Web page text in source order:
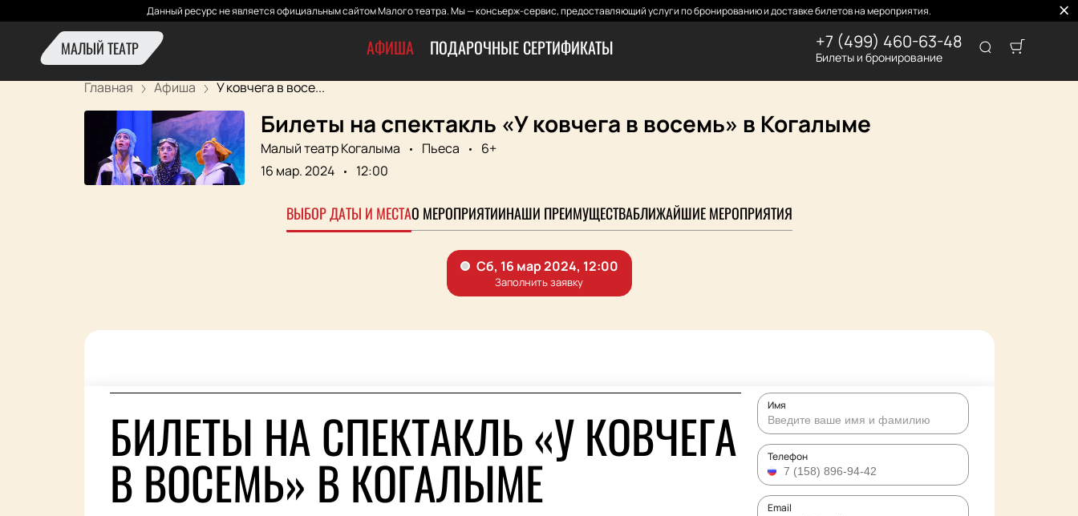
Данный ресурс не является официальным сайтом Малого театра. Мы — консьерж-сервис, предоставляющий услуги по бронированию и доставке билетов на мероприятия.
МАЛЫЙ ТЕАТР АФИША ПОДАРОЧНЫЕ СЕРТИФИКАТЫ +7 (499) 460-63-48
Билеты и бронирование
Главная Афиша У ковчега в восе...
Билеты на спектакль «У ковчега в восемь» в Когалыме
Малый театр Когалыма Пьеса
6+
16 мар. 2024
12:00
ВЫБОР ДАТЫ И МЕСТАО МЕРОПРИЯТИИНАШИ ПРЕИМУЩЕСТВАБЛИЖАЙШИЕ МЕРОПРИЯТИЯ
БИЛЕТЫ НА СПЕКТАКЛЬ «У КОВЧЕГА
В ВОСЕМЬ» В КОГАЛЫМЕ
Имя
Телефон
Email